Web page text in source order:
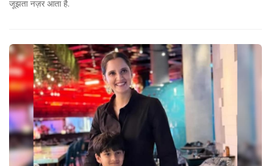
जूझता नज़र आता है.